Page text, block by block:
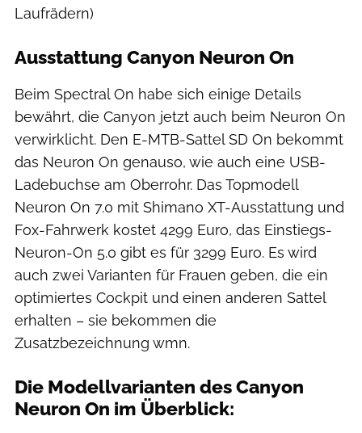
Laufrädern)
Ausstattung Canyon Neuron On
Beim Spectral On habe sich einige Details
bewährt, die Canyon jetzt auch beim Neuron On
verwirklicht. Den E-MTB-Sattel SD On bekommt
das Neuron On genauso, wie auch eine USB-
Ladebuchse am Oberrohr. Das Topmodell
Neuron On 7.0 mit Shimano XT-Ausstattung und
Fox-Fahrwerk kostet 4299 Euro, das Einstiegs-
Neuron-On 5.0 gibt es für 3299 Euro. Es wird
auch zwei Varianten für Frauen geben, die ein
optimiertes Cockpit und einen anderen Sattel
erhalten – sie bekommen die
Zusatzbezeichnung wmn.
Die Modellvarianten des Canyon
Neuron On im Überblick: